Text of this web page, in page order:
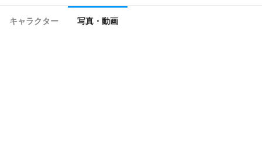
キャラクター 写真・動画